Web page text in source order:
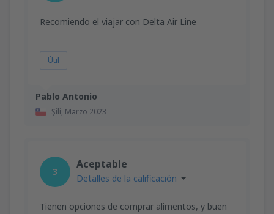
Pablo Antonio
Şili, Marzo 2023
Recomiendo el viajar con Delta Air Line
Útil
3
Aceptable
Detalles de la calificación
Tienen opciones de comprar alimentos, y buen